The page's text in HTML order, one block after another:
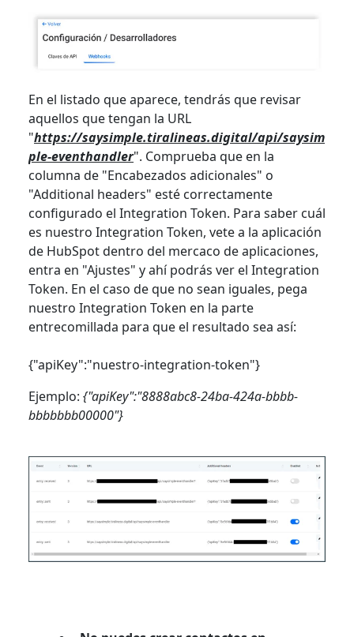
En el listado que aparece, tendrás que revisar
aquellos que tengan la URL
"https://saysimple.tiralineas.digital/api/saysim
ple-eventhandler". Comprueba que en la
columna de "Encabezados adicionales" o
"Additional headers" esté correctamente
configurado el Integration Token. Para saber cuál
es nuestro Integration Token, vete a la aplicación
de HubSpot dentro del mercaco de aplicaciones,
entra en "Ajustes" y ahí podrás ver el Integration
Token. En el caso de que no sean iguales, pega
nuestro Integration Token en la parte
entrecomillada para que el resultado sea así:
{"apiKey":"nuestro-integration-token"}
Ejemplo: {"apiKey":"8888abc8-24ba-424a-bbbb-
bbbbbbb00000"}